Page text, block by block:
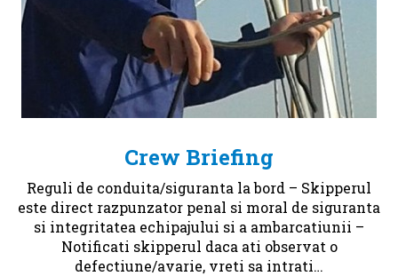
Crew Briefing
Reguli de conduita/siguranta la bord – Skipperul
este direct razpunzator penal si moral de siguranta
si integritatea echipajului si a ambarcatiunii –
Notificati skipperul daca ati observat o
defectiune/avarie, vreti sa intrati…